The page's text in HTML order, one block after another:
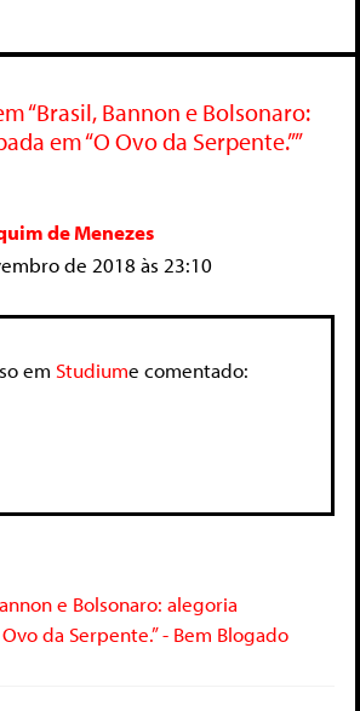
“Brasil, Bannon e Bolsonaro:
em “O Ovo da Serpente.””
de Menezes
de 2018 às 23:10
em Studiume comentado:
e Bolsonaro: alegoria
da Serpente.” - Bem Blogado